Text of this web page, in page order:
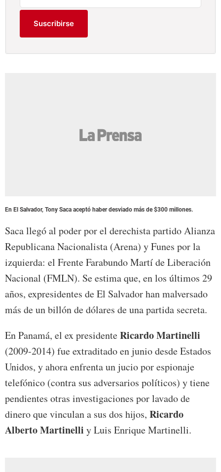
Suscribirse
En El Salvador, Tony Saca aceptó haber desviado más de $300 millones.
Saca llegó al poder por el derechista partido Alianza
Republicana Nacionalista (Arena) y Funes por la
izquierda: el Frente Farabundo Martí de Liberación
Nacional (FMLN). Se estima que, en los últimos 29
años, expresidentes de El Salvador han malversado
más de un billón de dólares de una partida secreta.
En Panamá, el ex presidenteRicardo Martinelli
(2009-2014) fue extraditado en junio desde Estados
Unidos, y ahora enfrenta un jucio por espionaje
telefónico (contra sus adversarios políticos) y tiene
pendientes otras investigaciones por lavado de
dinero que vinculan a sus dos hijos, Ricardo
Alberto Martinelli y Luis Enrique Martinelli.